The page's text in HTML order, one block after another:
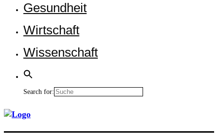
Gesund­heit
Wirt­schaft
Wis­sen­schaft
Search for: